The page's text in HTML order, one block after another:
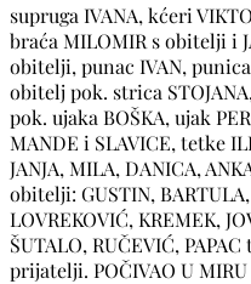
supruga IVANA, kćeri
braća MILOMIR s obitelji i
obitelji, punac IVAN,
obitelj pok. strica
pok. ujaka BOŠKA, ujak
MANDE i SLAVICE, tetke
JANJA, MILA, DANICA,
obitelji: GUSTIN,
LOVREKOVIĆ, KREMEK,
ŠUTALO, RUČEVIĆ,
prijatelji. POČIVAO U MIRU